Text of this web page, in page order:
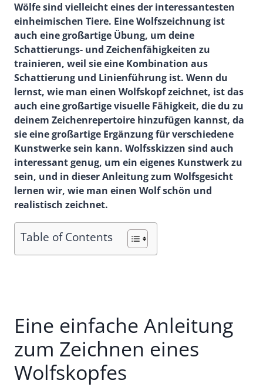
Wölfe sind vielleicht eines der interessantesten
einheimischen Tiere. Eine Wolfszeichnung ist
auch eine großartige Übung, um deine
Schattierungs- und Zeichenfähigkeiten zu
trainieren, weil sie eine Kombination aus
Schattierung und Linienführung ist. Wenn du
lernst, wie man einen Wolfskopf zeichnet, ist das
auch eine großartige visuelle Fähigkeit, die du zu
deinem Zeichenrepertoire hinzufügen kannst, da
sie eine großartige Ergänzung für verschiedene
Kunstwerke sein kann. Wolfsskizzen sind auch
interessant genug, um ein eigenes Kunstwerk zu
sein, und in dieser Anleitung zum Wolfsgesicht
lernen wir, wie man einen Wolf schön und
realistisch zeichnet.
Table of Contents
Eine einfache Anleitung
zum Zeichnen eines
Wolfskopfes